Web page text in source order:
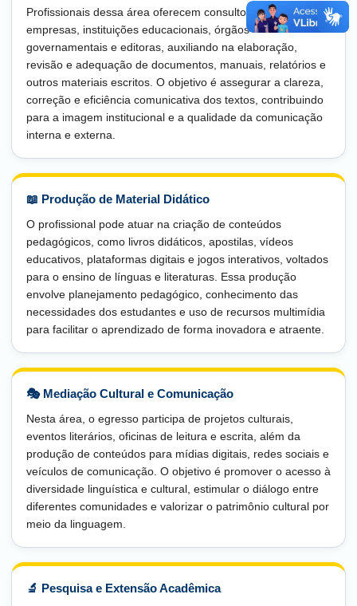
Profissionais dessa área oferecem consultoria para
empresas, instituições educacionais, órgãos
governamentais e editoras, auxiliando na elaboração,
revisão e adequação de documentos, manuais, relatórios e
outros materiais escritos. O objetivo é assegurar a clareza,
correção e eficiência comunicativa dos textos, contribuindo
para a imagem institucional e a qualidade da comunicação
interna e externa.
📖 Produção de Material Didático
O profissional pode atuar na criação de conteúdos
pedagógicos, como livros didáticos, apostilas, vídeos
educativos, plataformas digitais e jogos interativos, voltados
para o ensino de línguas e literaturas. Essa produção
envolve planejamento pedagógico, conhecimento das
necessidades dos estudantes e uso de recursos multimídia
para facilitar o aprendizado de forma inovadora e atraente.
🎭 Mediação Cultural e Comunicação
Nesta área, o egresso participa de projetos culturais,
eventos literários, oficinas de leitura e escrita, além da
produção de conteúdos para mídias digitais, redes sociais e
veículos de comunicação. O objetivo é promover o acesso à
diversidade linguística e cultural, estimular o diálogo entre
diferentes comunidades e valorizar o patrimônio cultural por
meio da linguagem.
🔬 Pesquisa e Extensão Acadêmica